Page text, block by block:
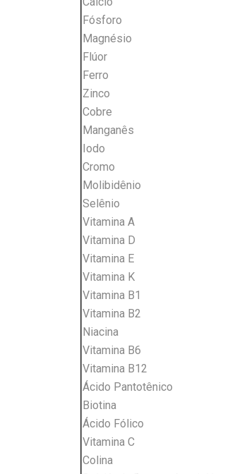
Fósforo
Magnésio
Flúor
Ferro
Zinco
Cobre
Manganês
Iodo
Cromo
Molibidênio
Selênio
Vitamina A
Vitamina D
Vitamina E
Vitamina K
Vitamina B1
Vitamina B2
Niacina
Vitamina B6
Vitamina B12
Ácido Pantotênico
Biotina
Ácido Fólico
Vitamina C
Colina